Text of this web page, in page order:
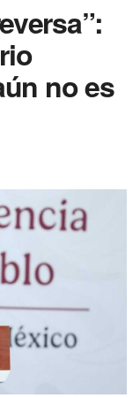
no es